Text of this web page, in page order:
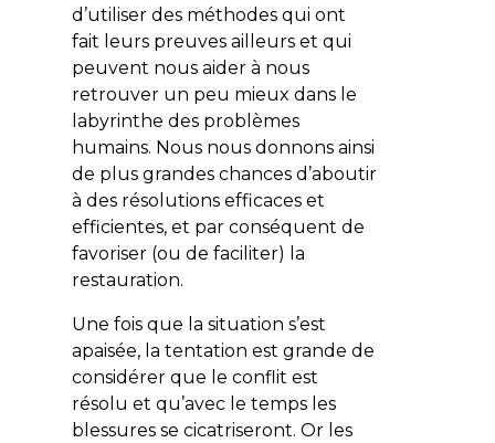
d’utiliser des méthodes qui ont
fait leurs preuves ailleurs et qui
peuvent nous aider à nous
retrouver un peu mieux dans le
labyrinthe des problèmes
humains. Nous nous donnons ainsi
de plus grandes chances d’aboutir
à des résolutions efficaces et
efficientes, et par conséquent de
favoriser (ou de faciliter) la
restauration.
Une fois que la situation s’est
apaisée, la tentation est grande de
considérer que le conflit est
résolu et qu’avec le temps les
blessures se cicatriseront. Or les